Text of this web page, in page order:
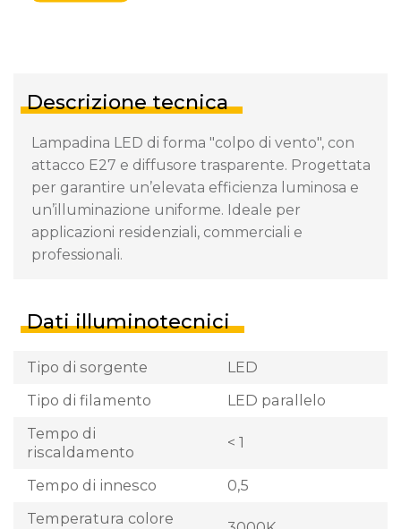
Descrizione tecnica
Lampadina LED di forma "colpo di vento", con
attacco E27 e diffusore trasparente. Progettata
per garantire un’elevata efficienza luminosa e
un’illuminazione uniforme. Ideale per
applicazioni residenziali, commerciali e
professionali.
Dati illuminotecnici
Tipo di sorgente
LED
Tipo di filamento
LED parallelo
Tempo di
riscaldamento
< 1
Tempo di innesco
0,5
Temperatura colore